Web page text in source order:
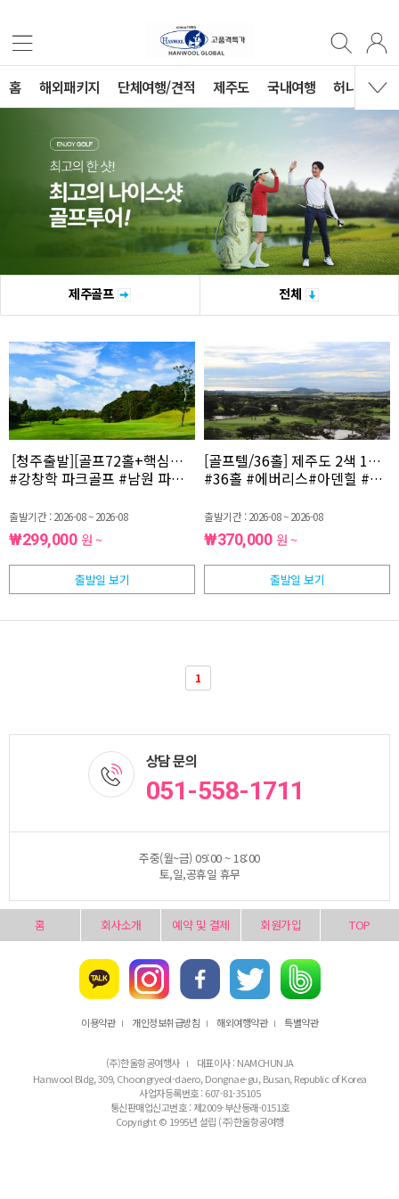
홈 해외패키지 단체여행/견적 제주도 국내여행 허니문
제주골프 전체
[청주출발][골프72홀+핵심관광] 제주 힐링 파크골프 3일 <서귀
#강창학 파크골프 #남원 파크골프 각36홀 라운딩 포함 #16명이
출발기간 : 2026-08 ~ 2026-08
₩299,000 원 ~
출발일 보기
[골프텔/36홀] 제주도 2색 1박2
#36홀 #에버리스#아덴힐 #제
출발기간 : 2026-08 ~ 2026-08
₩370,000 원 ~
출발일 보기
1
상담 문의
051-558-1711
주중(월~금) 09:00 ~ 18:00
토,일,공휴일 휴무
홈 회사소개 예약 및 결제 회원가입 TOP
이용약관 l 개인정보취급방침 l 해외여행약관 l 특별약관
(주)한울항공여행사 l
대표이사 : NAMCHUNJA
Hanwool Bldg, 309, Choongryeol-daero, Dongnae-gu, Busan, Republic of Korea
사업자등록번호 : 607-81-35105
통신판매업신고번호 : 제2009-부산동래-0151호
Copyright © 1995년 설립 (주)한울항공여행